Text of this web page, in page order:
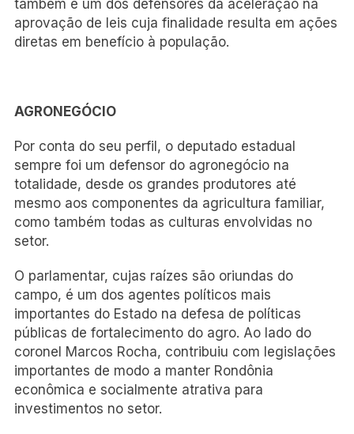
também é um dos defensores da aceleração na
aprovação de leis cuja finalidade resulta em ações
diretas em benefício à população.
AGRONEGÓCIO
Por conta do seu perfil, o deputado estadual
sempre foi um defensor do agronegócio na
totalidade, desde os grandes produtores até
mesmo aos componentes da agricultura familiar,
como também todas as culturas envolvidas no
setor.
O parlamentar, cujas raízes são oriundas do
campo, é um dos agentes políticos mais
importantes do Estado na defesa de políticas
públicas de fortalecimento do agro. Ao lado do
coronel Marcos Rocha, contribuiu com legislações
importantes de modo a manter Rondônia
econômica e socialmente atrativa para
investimentos no setor.